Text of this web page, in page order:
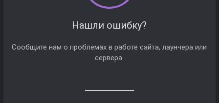
Нашли ошибку?
Сообщите нам о проблемах в работе сайта, лаунчера или
сервера.